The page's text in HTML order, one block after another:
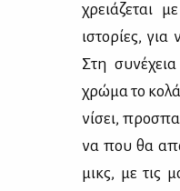
χρειά­ζε­ται
ιστο­ρί­ες,
Στη
χρώ­μα το
νί­σει,
να που θα
μικς, με τις